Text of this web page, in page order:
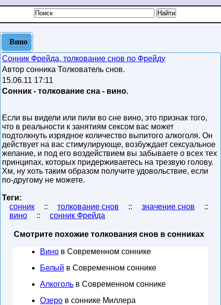
Вино
Сонник Фрейда, толкование снов по Фрейду
Автор сонника Толкователь снов.
15.06.11 17:11
Сонник - толкование сна - вино.
Если вы видели или пили во сне вино, это признак того,
что в реальности к занятиям сексом вас может
подтолкнуть изрядное количество выпитого алкоголя. Он
действует на вас стимулирующе, возбуждает сексуальное
желание, и под его воздействием вы забываете о всех тех
принципах, которых придерживаетесь на трезвую голову.
Хм, ну хоть таким образом получите удовольствие, если
по-другому не можете.
Теги:
сонник
:: толкование снов :: значение снов
::
вино
:: сонник Фрейда
Смотрите похожие толкования снов в сонниках
Вино в Современном соннике
Белый в Современном соннике
Алкоголь в Современном соннике
Озеро в соннике Миллера